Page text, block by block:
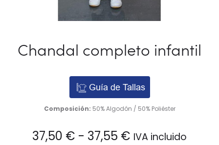
Chandal completo infantil
Guía de Tallas
Composición: 50% Algodón / 50% Poliéster
37,50 € - 37,55 € Rango
IVA incluido